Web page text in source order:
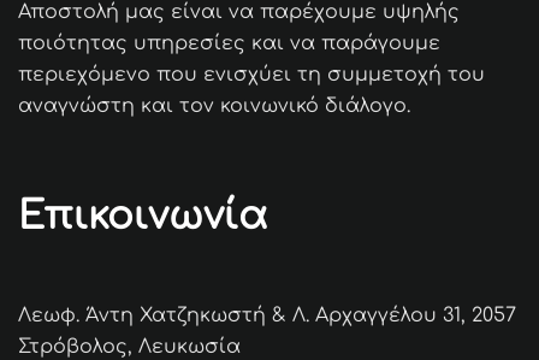
Αποστολή μας είναι να παρέχουμε υψηλής
ποιότητας υπηρεσίες και να παράγουμε
περιεχόμενο που ενισχύει τη συμμετοχή του
αναγνώστη και τον κοινωνικό διάλογο.
Επικοινωνία
Λεωφ. Άντη Χατζηκωστή & Λ. Αρχαγγέλου 31, 2057
Στρόβολος, Λευκωσία